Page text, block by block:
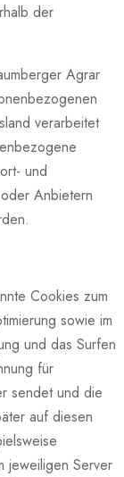
der
Agrar
verarbeitet
und
Anbietern
Cookies zum
sowie im
und das Surfen
für
sendet und die
auf diesen
jeweiligen Server